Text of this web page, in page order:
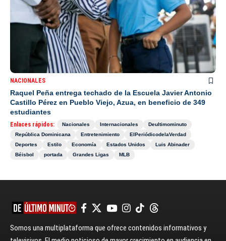
NACIONALES
Raquel Peña entrega techado de la Escuela Javier Antonio
Castillo Pérez en Pueblo Viejo, Azua, en beneficio de 349
estudiantes
Enlaces rápidos: Nacionales Internacionales
Deultimominuto
República Dominicana
Entretenimiento
ElPeriódicodelaVerdad
Deportes
Estilo Economía Estados Unidos
Luis Abinader
Béisbol
portada Grandes Ligas MLB
Somos una multiplataforma que ofrece contenidos informativos y